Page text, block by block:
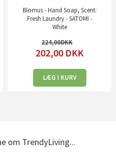
Blomus - Hand Soap, Scent:
Fresh Laundry - SATOMI -
White
224,00
202,00 DKK
LÆG I KURV
om TrendyLiving...